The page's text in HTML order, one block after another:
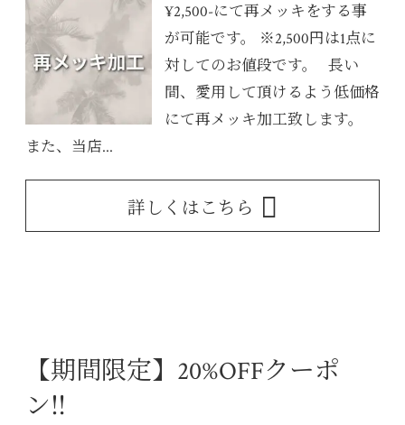
¥2,500-にて再メッキをする事
が可能です。 ※2,500円は1点に
対してのお値段です。 長い
間、愛用して頂けるよう低価格
にて再メッキ加工致します。
また、当店...
詳しくはこちら
【期間限定】20%OFFクーポ
ン‼